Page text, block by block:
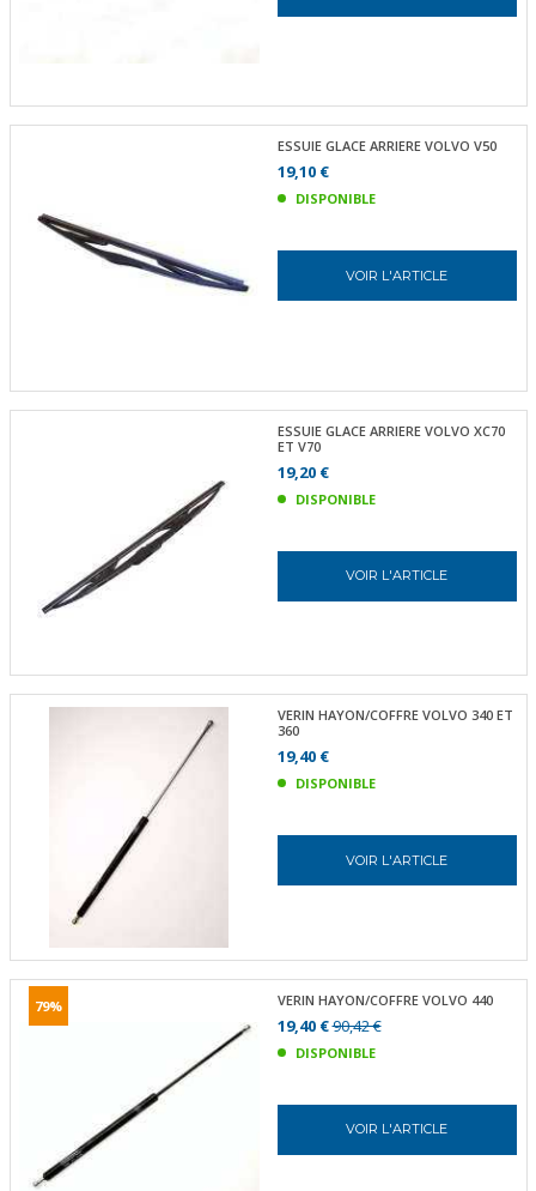
ESSUIE GLACE ARRIERE VOLVO V50
19,10 €
DISPONIBLE
VOIR L'ARTICLE
ESSUIE GLACE ARRIERE VOLVO XC70
ET V70
19,20 €
DISPONIBLE
VOIR L'ARTICLE
VERIN HAYON/COFFRE VOLVO 340 ET
360
19,40 €
DISPONIBLE
VOIR L'ARTICLE
79% VERIN HAYON/COFFRE VOLVO 440
19,40 €90,42 €
DISPONIBLE
VOIR L'ARTICLE